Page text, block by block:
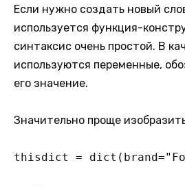
Если нужно создать новый
используется функция-
синтаксис очень простой. В
используются переменные,
его значение.
Значительно проще
thisdict =